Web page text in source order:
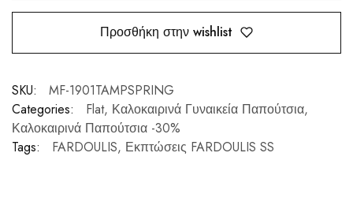
Προσθήκη στην wishlist
SKU:
MF-1901TAMPSPRING
Categories:
Flat, Καλοκαιρινά Γυναικεία Παπούτσια,
Καλοκαιρινά Παπούτσια -30%
Tags:
FARDOULIS, Εκπτώσεις FARDOULIS SS